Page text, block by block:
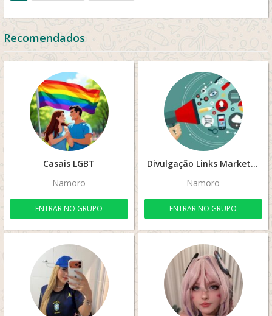
Recomendados
Casais LGBT
Namoro
ENTRAR NO GRUPO
Divulgação Links Marketing Digital
Namoro
ENTRAR NO GRUPO